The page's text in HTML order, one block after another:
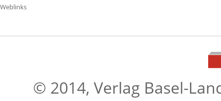
Weblinks
© 2014, Verlag Basel-